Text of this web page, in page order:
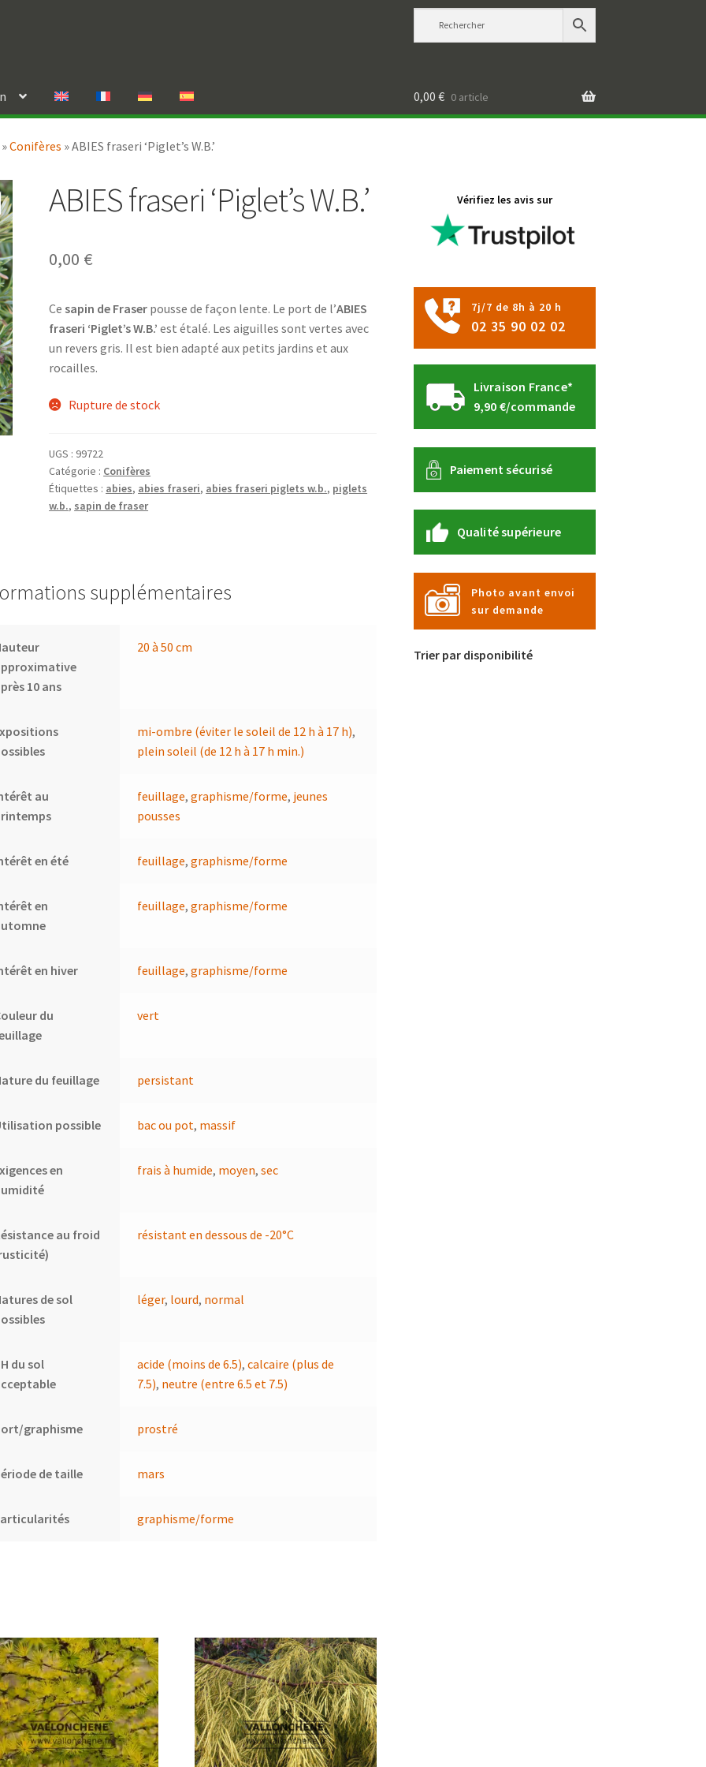
0,00 € 0 article
»Conifères »ABIES fraseri ‘Piglet’s W.B.’
ABIES fraseri ‘Piglet’s W.B.’
0,00 €
Cesapin de Fraser pousse de façon lente. Le port de l’ABIES
fraseri ‘Piglet’s W.B.’ est étalé. Les aiguilles sont vertes avec
un revers gris. Il est bien adapté aux petits jardins et aux
rocailles.
Rupture de stock
UGS : 99722
Catégorie : Conifères
Étiquettes : abies, abies fraseri, abies fraseri piglets w.b., piglets
w.b., sapin de fraser
supplémentaires
10 ans
20 à 50 cm
mi-ombre (éviter le soleil de 12 h à 17 h),
plein soleil (de 12 h à 17 h min.)
au
feuillage,graphisme/forme, jeunes
pousses
en été feuillage,graphisme/forme
en
feuillage,graphisme/forme
en hiver feuillage,graphisme/forme
du
vert
du feuillage persistant
possible bac ou pot, massif
en
frais à humide, moyen,sec
au froid
résistant en dessous de -20°C
de sol
léger, lourd, normal
du sol
acide (moins de 6.5),calcaire (plus de
7.5), neutre (entre 6.5 et 7.5)
graphisme prostré
de taille mars
graphisme/forme
Vérifiez les avis sur
7j/7 de 8h à 20 h
02 35 90 02 02
Livraison France*
9,90 €/commande
Paiement sécurisé
Qualité supérieure
Photo avant envoi
sur demande
Trier par disponibilité